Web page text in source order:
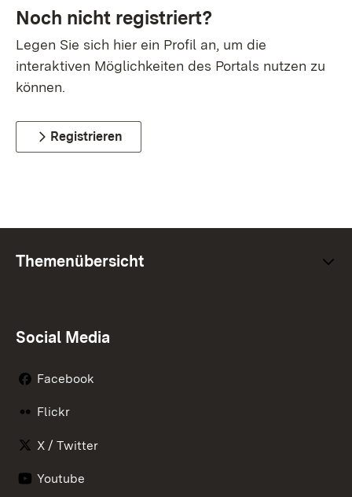
Noch nicht registriert?
Legen Sie sich hier ein Profil an, um die
interaktiven Möglichkeiten des Portals nutzen zu
können.
Registrieren
Themenübersicht
Social Media
Facebook
Flickr
X / Twitter
Youtube